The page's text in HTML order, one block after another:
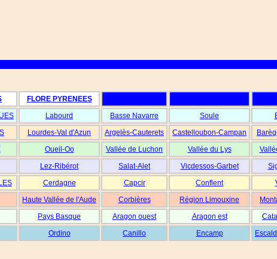
FLORE PYRENEES
Labourd Basse Navarre Soule
Lourdes-Val d'Azun Argelès-Cauterets Castelloubon-Campan
Oueil-Oo Vallée de Luchon Vallée du Lys
Lez-Ribérot Salat-Alet Vicdessos-Garbet
Cerdagne Capcir Conflent
Haute Vallée de l'Aude Corbières Région Limouxine
Pays Basque Aragon ouest Aragon est
Ordino Canillo Encamp